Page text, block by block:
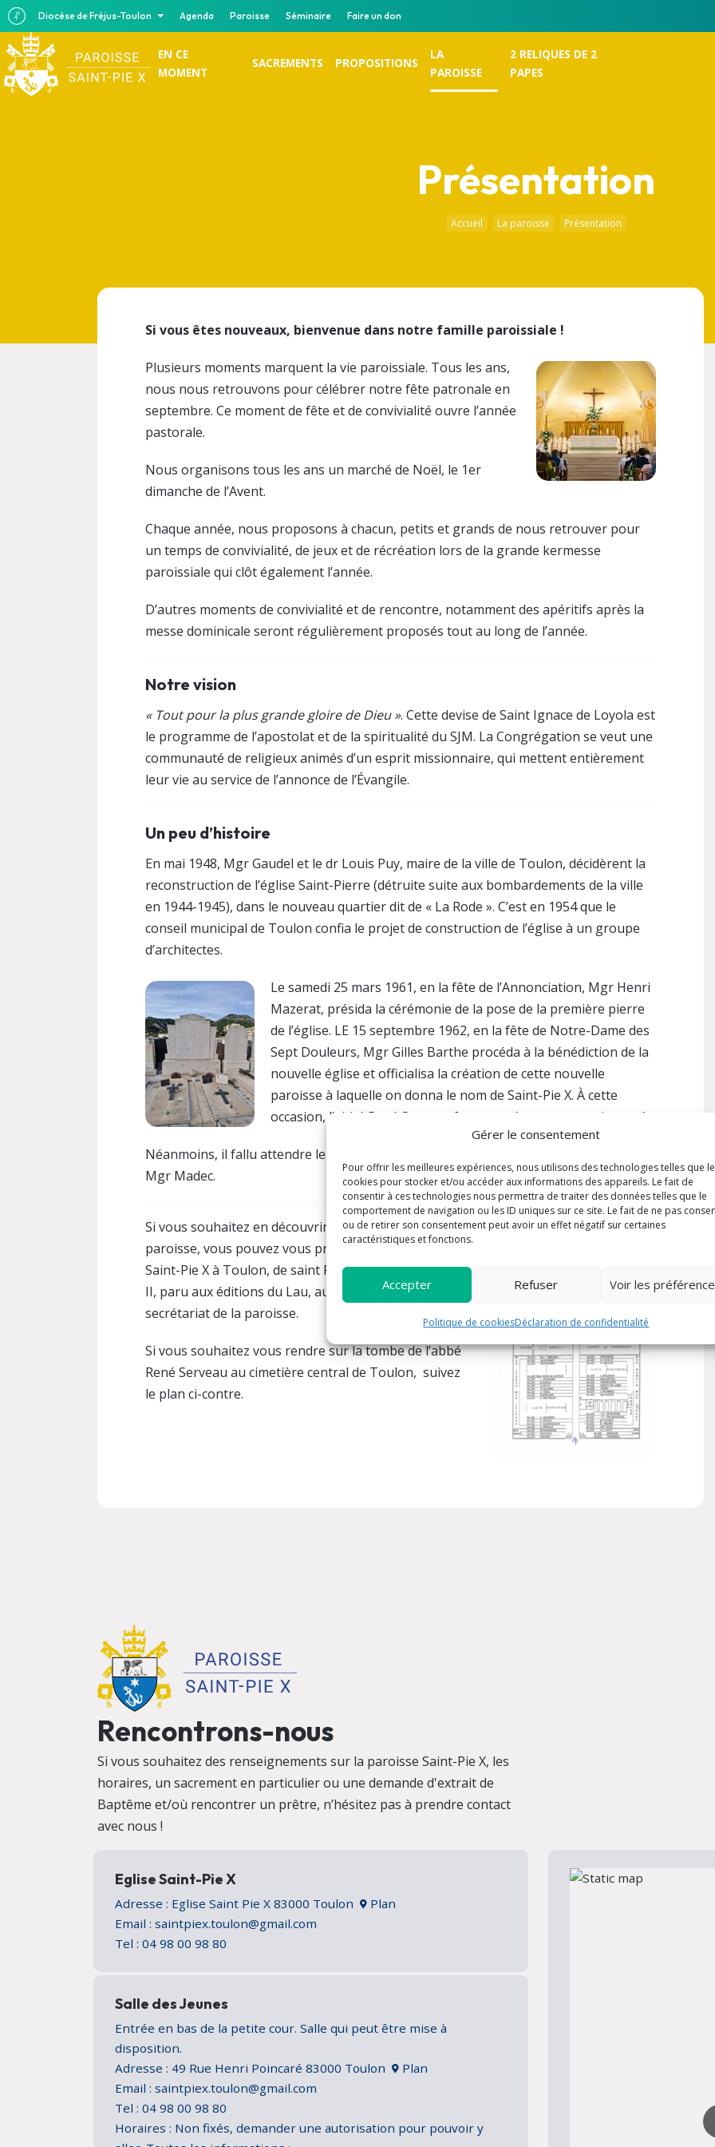
Gérer le consentement
Pour offrir les meilleures expériences, nous utilisons des technologies telles que
cookies pour stocker et/ou accéder aux informations des appareils. Le fait de
consentir à ces technologies nous permettra de traiter des données telles que le
comportement de navigation ou les ID uniques sur ce site. Le fait de ne pas
ou de retirer son consentement peut avoir un effet négatif sur certaines
caractéristiques et fonctions.
Accepter Refuser Voir les
Politique de cookiesDéclaration de confidentialité
Diocèse de Fréjus-Toulon Agenda Paroisse Séminaire Faire un don
EN CE
MOMENT
SACREMENTS PROPOSITIONS
LA
PAROISSE
2 RELIQUES DE 2
PAPES
Présentation
Accueil La paroisse Présentation
Si vous êtes nouveaux, bienvenue dans notre famille paroissiale !
Plusieurs moments marquent la vie paroissiale. Tous les ans,
nous nous retrouvons pour célébrer notre fête patronale en
septembre. Ce moment de fête et de convivialité ouvre l’année
pastorale.
Nous organisons tous les ans un marché de Noël, le 1er
dimanche de l’Avent.
Chaque année, nous proposons à chacun, petits et grands de nous retrouver pour
un temps de convivialité, de jeux et de récréation lors de la grande kermesse
paroissiale qui clôt également l’année.
D’autres moments de convivialité et de rencontre, notamment des apéritifs après la
messe dominicale seront régulièrement proposés tout au long de l’année.
Notre vision
« Tout pour la plus grande gloire de Dieu ». Cette devise de Saint Ignace de Loyola est
le programme de l’apostolat et de la spiritualité du SJM. La Congrégation se veut une
communauté de religieux animés d’un esprit missionnaire, qui mettent entièrement
leur vie au service de l’annonce de l’Évangile.
Un peu d’histoire
En mai 1948, Mgr Gaudel et le dr Louis Puy, maire de la ville de Toulon, décidèrent la
reconstruction de l’église Saint-Pierre (détruite suite aux bombardements de la ville
en 1944-1945), dans le nouveau quartier dit de « La Rode ». C’est en 1954 que le
conseil municipal de Toulon confia le projet de construction de l’église à un groupe
d’architectes.
Le samedi 25 mars 1961, en la fête de l’Annonciation, Mgr Henri
Mazerat, présida la cérémonie de la pose de la première pierre
de l’église. LE 15 septembre 1962, en la fête de Notre-Dame des
Sept Douleurs, Mgr Gilles Barthe procéda à la bénédiction de la
nouvelle église et officialisa la création de cette nouvelle
paroisse à laquelle on donna le nom de Saint-Pie X. À cette
occasion, l’abbé René Serveau fut nommé comme premier curé.
Néanmoins, il fallu attendre le 20 septembre 1992 pour la consécration de l’église par
Mgr Madec.
Si vous souhaitez en découvrir plus sur l’histoire de la
paroisse, vous pouvez vous procurer le livre Paroisse
Saint-Pie X à Toulon, de saint Pierre à saint Jean-Paul
II, paru aux éditions du Lau, auprès de l’accueil ou du
secrétariat de la paroisse.
Si vous souhaitez vous rendre sur la tombe de l’abbé
René Serveau au cimetière central de Toulon, suivez
le plan ci-contre.
Rencontrons-nous
Si vous souhaitez des renseignements sur la paroisse Saint-Pie X, les
horaires, un sacrement en particulier ou une demande d'extrait de
Baptême et/où rencontrer un prêtre, n’hésitez pas à prendre contact
avec nous !
Eglise Saint-Pie X
Adresse : Eglise Saint Pie X 83000 Toulon
Plan
Email : saintpiex.toulon@gmail.com
Tel : 04 98 00 98 80
Salle des Jeunes
Entrée en bas de la petite cour. Salle qui peut être mise à
disposition.
Adresse : 49 Rue Henri Poincaré 83000 Toulon
Plan
Email : saintpiex.toulon@gmail.com
Tel : 04 98 00 98 80
Horaires : Non fixés, demander une autorisation pour pouvoir y